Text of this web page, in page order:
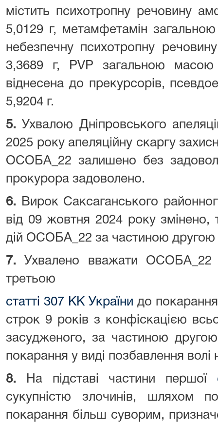
містить психотропну речовину
5,0129 г, метамфетамін
небезпечну психотропну
3,3689 г, PVP загальною
віднесена до прекурсорів,
5,9204 г.
5. Ухвалою Дніпровського
2025 року апеляційну скаргу
ОСОБА_22 залишено без
прокурора задоволено.
6.
Вирок Саксаганського
від 09 жовтня 2024 року змінено,
дій ОСОБА_22 за частиною другою
7. Ухвалено вважати ОСОБА_22
третьою
статті 307 КК України до
строк 9 років з конфіскацією
засудженого, за частиною
покарання у виді позбавлення волі
8.
На підставі частини першої
сукупністю злочинів, шляхом
покарання більш суворим,